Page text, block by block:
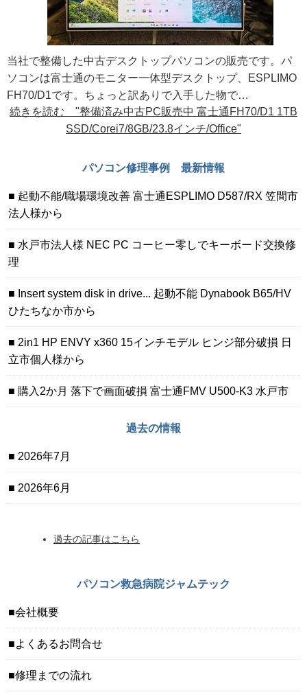
当社で整備した中古デスクトップパソコンの販売です。パ
ソコンは富士通のモニター一体型デスクトップ、ESPLIMO
FH70/D1です。ちょっと訳ありで入手した物で…
続きを読む "整備済み中古PC販売中 富士通FH70/D1 1TB
SSD/Corei7/8GB/23.8インチ/Office"
パソコン修理事例 最新情報
起動不能/職場環境改善 富士通ESPLIMO D587/RX 笠間市
法人様から
水戸市法人様 NEC PC コーヒー零しでキーボード交換修
理
Insert system disk in drive... 起動不能 Dynabook B65/HV
ひたちなか市から
2in1 HP ENVY x360 15インチモデル ヒンジ部分破損 日
立市個人様から
購入2か月 落下で画面破損 富士通FMV U500-K3 水戸市
過去の情報
2026年7月
2026年6月
過去の記事はこちら
パソコン救急病院ジャムテック
会社概要
よくあるお問合せ
修理までの流れ